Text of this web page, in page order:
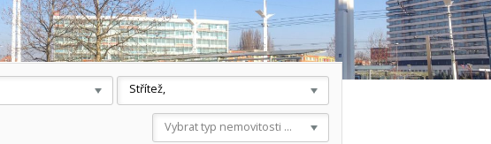
Střítež,
Vybrat typ nemovitosti ...